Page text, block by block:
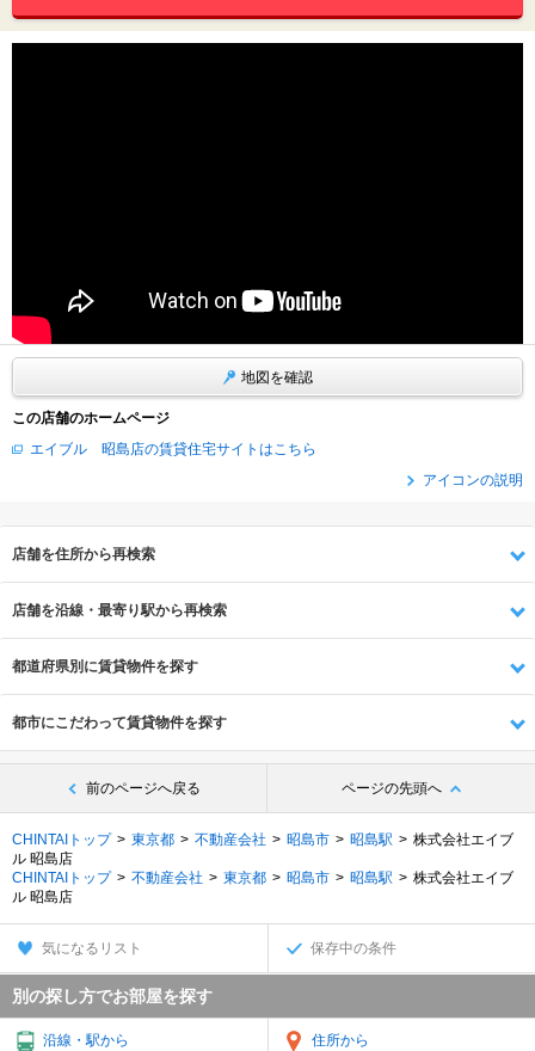
地図を確認
この店舗のホームページ
エイブル 昭島店の賃貸住宅サイトはこちら
アイコンの説明
店舗を住所から再検索
店舗を沿線・最寄り駅から再検索
都道府県別に賃貸物件を探す
都市にこだわって賃貸物件を探す
前のページへ戻る ページの先頭へ
CHINTAIトップ 東京都 不動産会社 昭島市 昭島駅
株式会社エイブ
ル 昭島店
CHINTAIトップ
不動産会社 東京都 昭島市 昭島駅
株式会社エイブ
ル 昭島店
気になるリスト 保存中の条件
別の探し方でお部屋を探す
沿線・駅から 住所から